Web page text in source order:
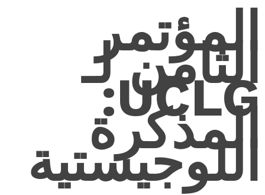
المؤتمر
الثامن لـ
UCLG:
المذكرة
اللوجيستية